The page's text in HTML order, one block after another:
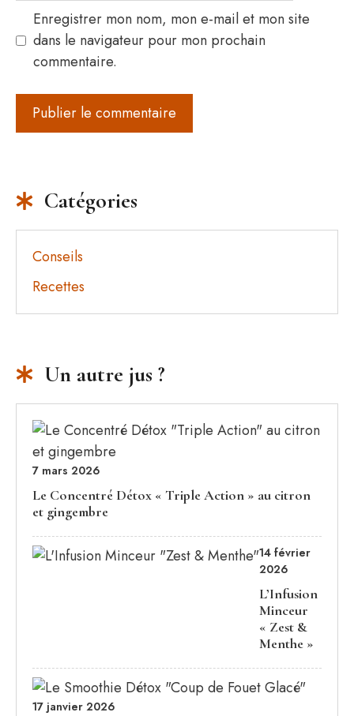
Enregistrer mon nom, mon e-mail et mon site
dans le navigateur pour mon prochain
commentaire.
Catégories
Conseils
Recettes
Un autre jus ?
7 mars 2026
Le Concentré Détox « Triple Action » au citron
et gingembre
14 février
2026
L’Infusion
Minceur
« Zest &
Menthe »
17 janvier 2026